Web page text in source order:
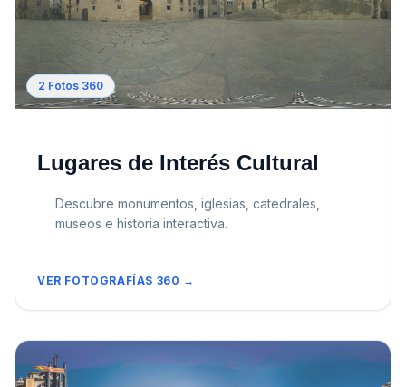
2 Fotos 360
Lugares de Interés Cultural
Descubre monumentos, iglesias, catedrales,
museos e historia interactiva.
VER FOTOGRAFÍAS 360 →